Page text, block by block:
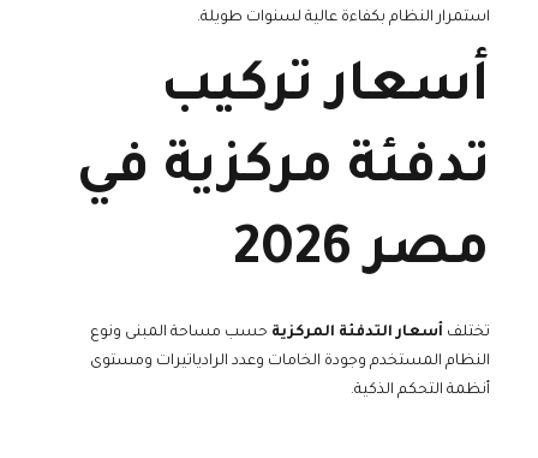
استمرار النظام بكفاءة عالية لسنوات طويلة.
أسعار تركيب
تدفئة مركزية في
مصر 2026
تختلف أسعار التدفئة المركزية حسب مساحة المبنى ونوع
النظام المستخدم وجودة الخامات وعدد الرادياتيرات ومستوى
أنظمة التحكم الذكية.